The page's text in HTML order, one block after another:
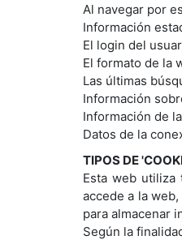
Al navegar por
Información
El login del
El formato de la
Las últimas
Información
Información de
Datos de la
TIPOS DE
Esta web utiliza
accede a la
para almacenar
Según la